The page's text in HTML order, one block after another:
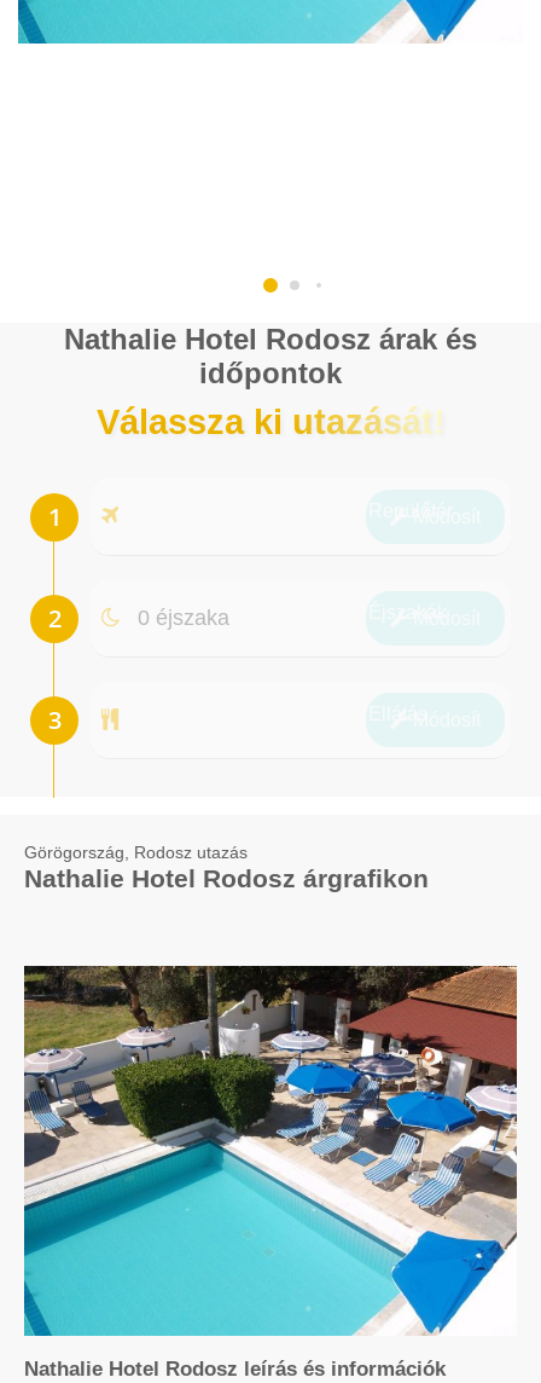
Nathalie Hotel Rodosz árak és
időpontok
Válassza ki utazását!
0 éjszaka
Görögország, Rodosz utazás
Nathalie Hotel Rodosz árgrafikon
Nathalie Hotel Rodosz leírás és információk